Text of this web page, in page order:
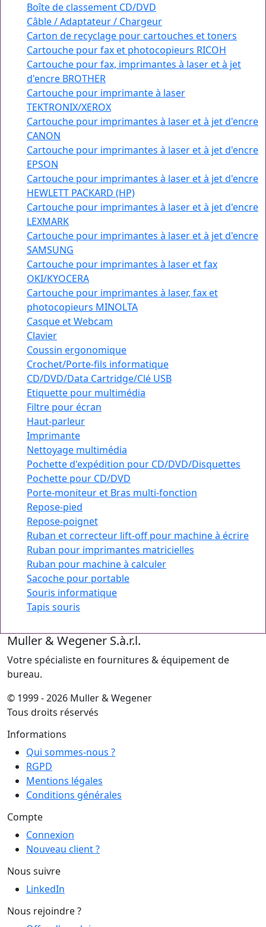
Boîte de classement CD/DVD
Câble / Adaptateur / Chargeur
Carton de recyclage pour cartouches et toners
Cartouche pour fax et photocopieurs RICOH
Cartouche pour fax, imprimantes à laser et à jet
d'encre BROTHER
Cartouche pour imprimante à laser
TEKTRONIX/XEROX
Cartouche pour imprimantes à laser et à jet d'encre
CANON
Cartouche pour imprimantes à laser et à jet d'encre
EPSON
Cartouche pour imprimantes à laser et à jet d'encre
HEWLETT PACKARD (HP)
Cartouche pour imprimantes à laser et à jet d'encre
LEXMARK
Cartouche pour imprimantes à laser et à jet d'encre
SAMSUNG
Cartouche pour imprimantes à laser et fax
OKI/KYOCERA
Cartouche pour imprimantes à laser, fax et
photocopieurs MINOLTA
Casque et Webcam
Clavier
Coussin ergonomique
Crochet/Porte-fils informatique
CD/DVD/Data Cartridge/Clé USB
Etiquette pour multimédia
Filtre pour écran
Haut-parleur
Imprimante
Nettoyage multimédia
Pochette d'expédition pour CD/DVD/Disquettes
Pochette pour CD/DVD
Porte-moniteur et Bras multi-fonction
Repose-pied
Repose-poignet
Ruban et correcteur lift-off pour machine à écrire
Ruban pour imprimantes matricielles
Ruban pour machine à calculer
Sacoche pour portable
Souris informatique
Tapis souris
Muller & Wegener S.à.r.l.
Votre spécialiste en fournitures & équipement de
bureau.
© 1999 - 2026 Muller & Wegener
Tous droits réservés
Informations
Qui sommes-nous ?
RGPD
Mentions légales
Conditions générales
Compte
Connexion
Nouveau client ?
Nous suivre
LinkedIn
Nous rejoindre ?